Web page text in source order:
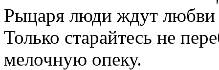
Рыцаря люди ждут любви
Только старайтесь не
мелочную опеку.